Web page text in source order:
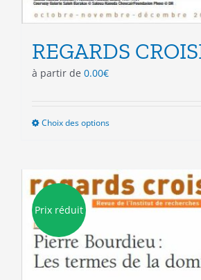
REGARDS
à partir de 0.00€
Choix des optionsCe
plusieurs
variations.
Les
être
choisies
Prix réduit